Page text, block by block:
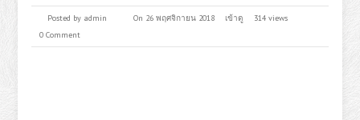
Posted by admin On 26 พฤศจิกายน 2018 เข้าดู
314 views
0 Comment